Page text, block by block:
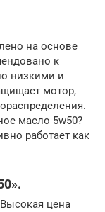
на основе
к
низкими и
мотор,
масло 5w50?
работает как
цена